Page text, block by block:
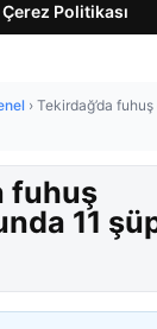
Çerez Politikası
› Tekirdağ’da
fuhuş
11